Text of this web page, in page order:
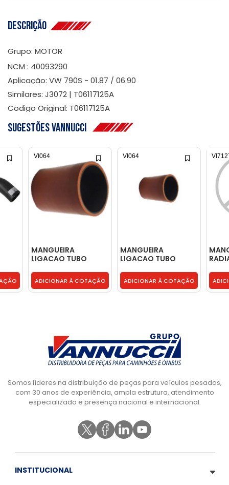
Descrição
Grupo: MOTOR
NCM : 40093290
Aplicação: VW 790S - 01.87 / 06.90
Similares: J3072 | T06117125A
Codigo Original: T06117125A
Sugestões Vannucci
MANGUEIRA
LIGACAO TUBO
SUPERIOR - 4863962
ADICIONAR À COTAÇÃO
VI064
MANGUEIRA
LIGACAO TUBO
SUPERIOR - 4863962
ADICIONAR À COTAÇÃO
VI064
Somos líderes na distribuição de peças para veículos pesados,
com 30 anos de experiência, ampla estrutura, atendimento
especializado e presença nacional e internacional.
INSTITUCIONAL